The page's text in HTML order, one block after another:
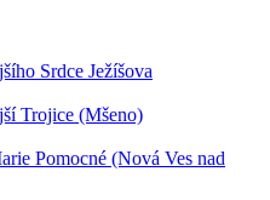
Srdce Ježíšova
Trojice (Mšeno)
Pomocné (Nová Ves nad